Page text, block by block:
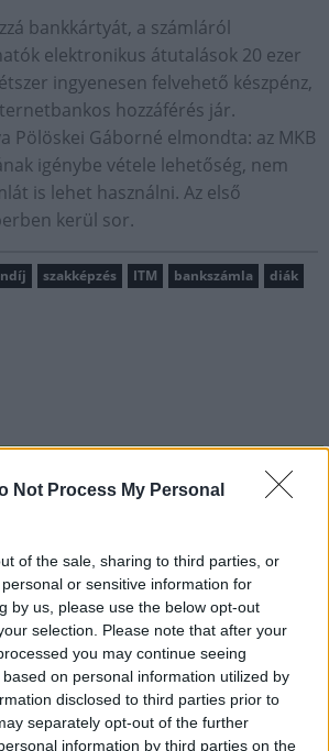
Not Process My Personal
of the sale, sharing to third parties, or
or sensitive information for
by us, please use the below opt-out
selection. Please note that after your
you may continue seeing
on personal information utilized by
disclosed to third parties prior to
separately opt-out of the further
information by third parties on the
bankkártyát, a számláról
elektronikus átutalások 20 ezer
ingyenesen felvehető készpénz,
hozzáférés jár.
Pölöskei Gáborné elmondta: az MKB
igénybe vétele lehetőség, nem
is lehet használni. Az első
kerül sor.
szakképzés ITM bankszámla diák
vártunk: szombattól másodfokúra